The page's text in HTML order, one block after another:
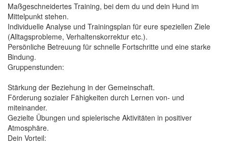
Maßgeschneidertes Training, bei dem du und dein Hund im
Mittelpunkt stehen.
Individuelle Analyse und Trainingsplan für eure speziellen Ziele
(Alltagsprobleme, Verhaltenskorrektur etc.).
Persönliche Betreuung für schnelle Fortschritte und eine starke
Bindung.
Gruppenstunden:
Stärkung der Beziehung in der Gemeinschaft.
Förderung sozialer Fähigkeiten durch Lernen von- und
miteinander.
Gezielte Übungen und spielerische Aktivitäten in positiver
Atmosphäre.
Dein Vorteil: